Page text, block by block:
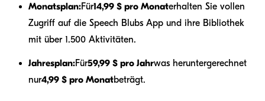
Monatsplan:Für14,99 $ pro Monaterhalten Sie vollen
Zugriff auf die Speech Blubs App und ihre Bibliothek
mit über 1.500 Aktivitäten.
Jahresplan:Für59,99 $ pro Jahrwas heruntergerechnet
nur4,99 $ pro Monatbeträgt.